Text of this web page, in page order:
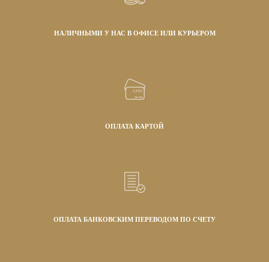
НАЛИЧНЫМИ У НАС В ОФИСЕ ИЛИ КУРЬЕРОМ
ОПЛАТА КАРТОЙ
ОПЛАТА БАНКОВСКИМ ПЕРЕВОДОМ ПО СЧЕТУ